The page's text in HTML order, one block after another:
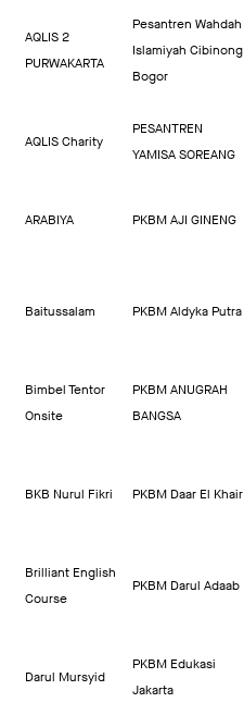
AQLIS 2
PURWAKARTA
Pesantren Wahdah
Islamiyah Cibinong
Bogor
AQLIS Charity
PESANTREN
YAMISA SOREANG
ARABIYA PKBM AJI GINENG
Baitussalam PKBM Aldyka Putra
Bimbel Tentor
Onsite
PKBM ANUGRAH
BANGSA
BKB Nurul Fikri PKBM Daar El Khair
Brilliant English
Course
PKBM Darul Adaab
Darul Mursyid
PKBM Edukasi
Jakarta